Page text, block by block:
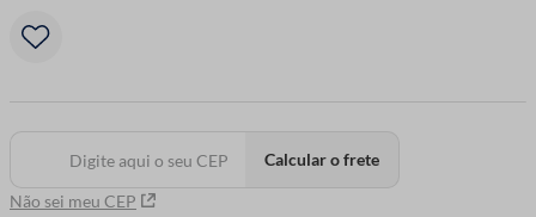
Não sei meu CEP
Calcular o frete